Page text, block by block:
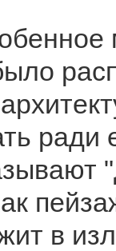
ради
в